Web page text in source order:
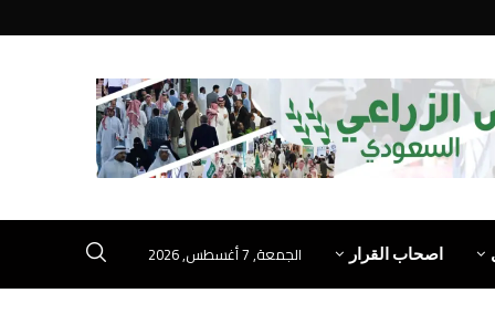
اصحاب القرار الجمعة, 7 أغسطس, 2026